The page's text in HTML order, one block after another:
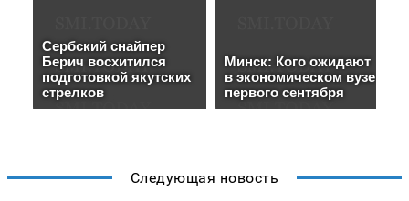
Следующая новость